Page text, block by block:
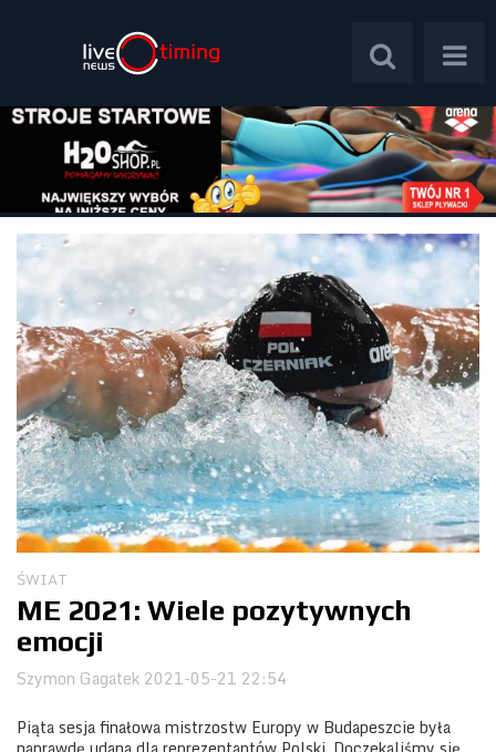
Polska
Świat
Wywiady
Plebiscyt
Psychologia
Obozy
ŚWIAT
ME 2021: Wiele pozytywnych
emocji
Szymon Gagatek 2021-05-21 22:54
Piąta sesja finałowa mistrzostw Europy w Budapeszcie była